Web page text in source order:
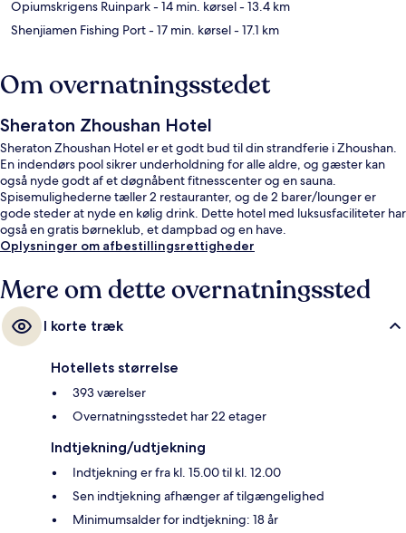
Opiumskrigens Ruinpark- 14 min. kørsel- 13.4 km
Shenjiamen Fishing Port- 17 min. kørsel- 17.1 km
Om overnatningsstedet
Sheraton Zhoushan Hotel
Sheraton Zhoushan Hotel er et godt bud til din strandferie i Zhoushan.
En indendørs pool sikrer underholdning for alle aldre, og gæster kan
også nyde godt af et døgnåbent fitnesscenter og en sauna.
Spisemulighederne tæller 2 restauranter, og de 2 barer/lounger er
gode steder at nyde en kølig drink. Dette hotel med luksusfaciliteter har
også en gratis børneklub, et dampbad og en have.
Oplysninger om afbestillingsrettigheder
Mere om dette overnatningssted
I korte træk
Hotellets størrelse
393 værelser
Overnatningsstedet har 22 etager
Indtjekning/udtjekning
Indtjekning er fra kl. 15.00 til kl. 12.00
Sen indtjekning afhænger af tilgængelighed
Minimumsalder for indtjekning: 18 år